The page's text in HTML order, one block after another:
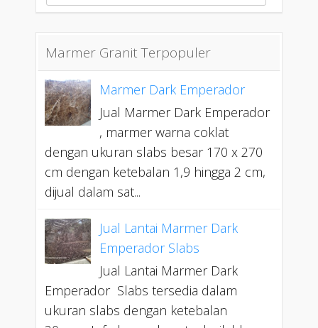
Marmer Granit Terpopuler
Marmer Dark Emperador
Jual Marmer Dark Emperador
, marmer warna coklat
dengan ukuran slabs besar 170 x 270
cm dengan ketebalan 1,9 hingga 2 cm,
dijual dalam sat...
Jual Lantai Marmer Dark
Emperador Slabs
Jual Lantai Marmer Dark
Emperador Slabs tersedia dalam
ukuran slabs dengan ketebalan